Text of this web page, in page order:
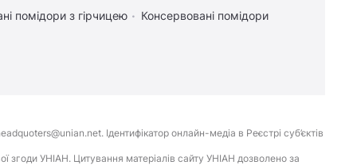
помідори з гірчицею
Консервовані помідори
Ідентифікатор онлайн-медіа в Реєстрі суб’єктів
згоди УНІАН. Цитування матеріалів сайту УНІАН дозволено за